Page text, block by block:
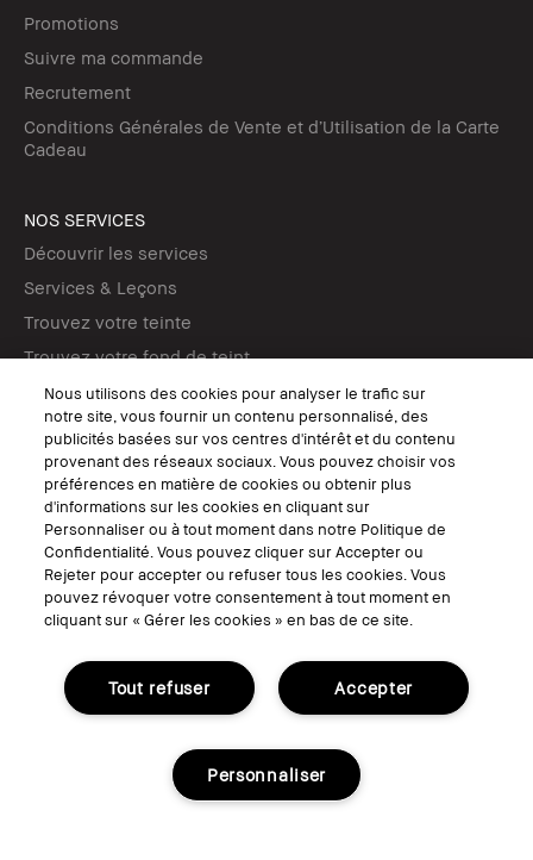
Promotions
Suivre ma commande
Recrutement
Conditions Générales de Vente et d’Utilisation de la Carte
Cadeau
NOS SERVICES
Découvrir les services
Services & Leçons
Trouvez votre teinte
Trouvez votre fond de teint
Tutos maquillage
SUIVEZ-NOUS
© Bobbi Brown Professional Cosmetics, Inc. Tous droits mondiaux
réservés.
Conditions Générales de Vente
Politique de Confidentialité
Accessibilité ou Distribution
Consignes de tri
Gérer les Cookies
Nous utilisons des cookies pour analyser le trafic sur
notre site, vous fournir un contenu personnalisé, des
publicités basées sur vos centres d'intérêt et du contenu
provenant des réseaux sociaux. Vous pouvez choisir vos
préférences en matière de cookies ou obtenir plus
d'informations sur les cookies en cliquant sur
Personnaliser ou à tout moment dans notre Politique de
Confidentialité. Vous pouvez cliquer sur Accepter ou
Rejeter pour accepter ou refuser tous les cookies. Vous
pouvez révoquer votre consentement à tout moment en
cliquant sur « Gérer les cookies » en bas de ce site.
Accepter
Tout refuser
Personnaliser